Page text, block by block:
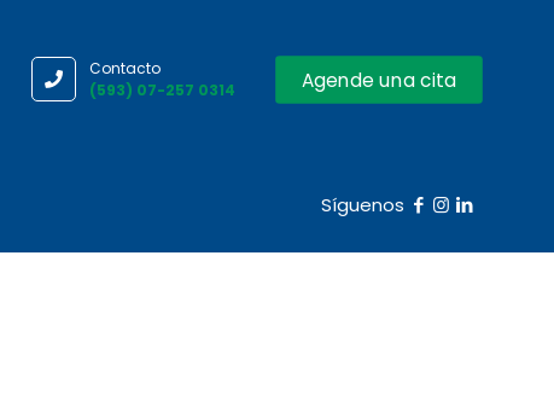
Contacto
(593) 07-257 0314
Agende una cita
Síguenos